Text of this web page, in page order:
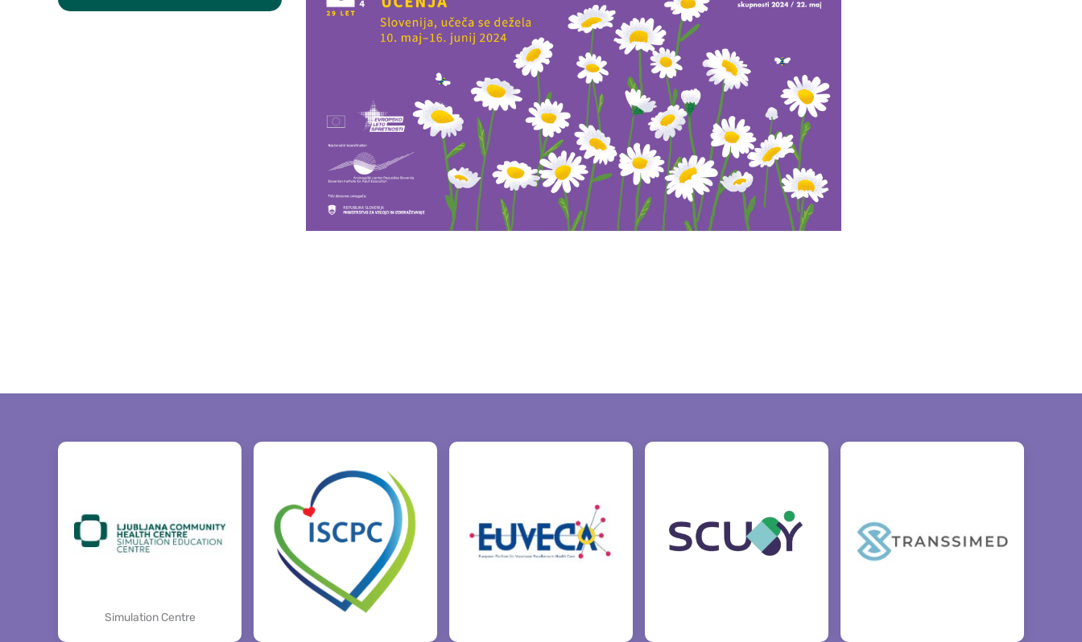
Simulation Centre